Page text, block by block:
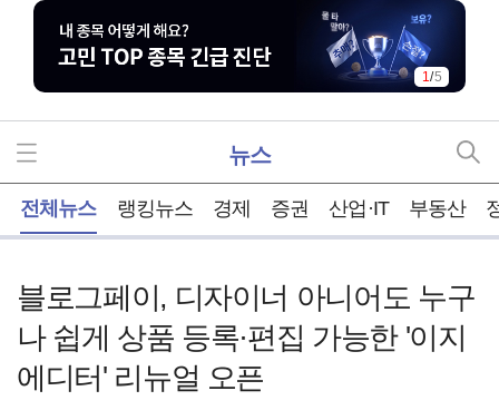
1/5
뉴스
전체뉴스 랭킹뉴스 경제 증권 산업·IT 부동산
블로그페이, 디자이너 아니어도 누구
나 쉽게 상품 등록·편집 가능한 '이지
에디터' 리뉴얼 오픈